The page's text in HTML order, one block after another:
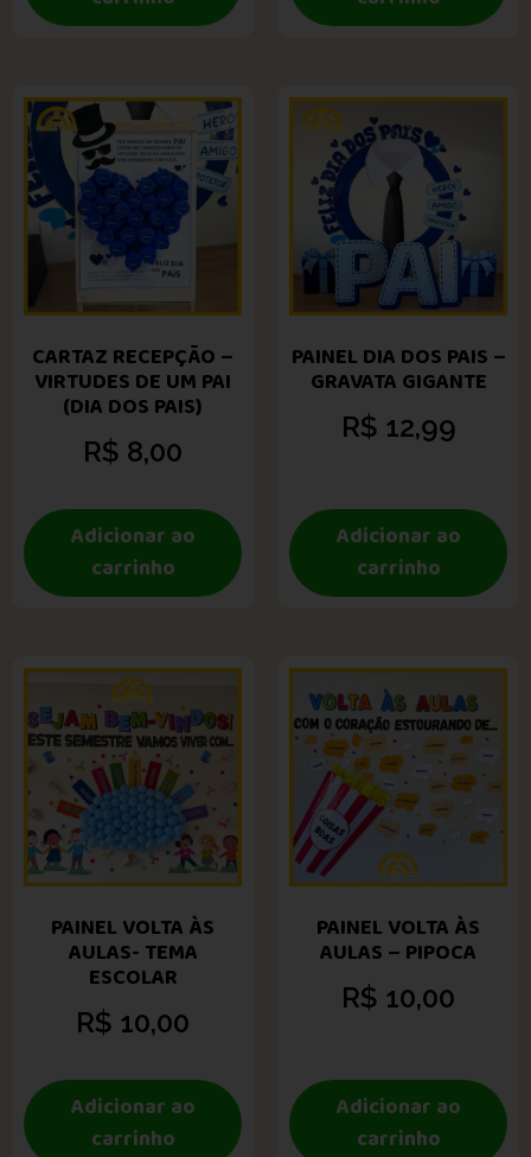
CARTAZ RECEPÇÃO –
VIRTUDES DE UM PAI
(DIA DOS PAIS)
R$ 8,00
Adicionar ao
carrinho
PAINEL DIA DOS PAIS –
GRAVATA GIGANTE
R$ 12,99
Adicionar ao
carrinho
PAINEL VOLTA ÀS
AULAS- TEMA
ESCOLAR
R$ 10,00
Adicionar ao
carrinho
PAINEL VOLTA ÀS
AULAS – PIPOCA
R$ 10,00
Adicionar ao
carrinho